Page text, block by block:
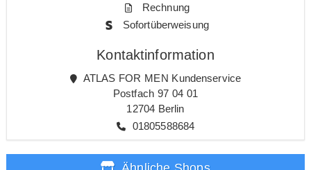
Rechnung
Sofortüberweisung
Kontaktinformation
ATLAS FOR MEN Kundenservice
Postfach 97 04 01
12704 Berlin
01805588684